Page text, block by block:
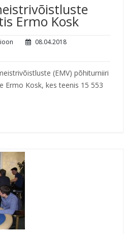
Ermo Kosk
08.04.2018
(EMV) põhiturniiri
Ermo Kosk, kes teenis 15 553